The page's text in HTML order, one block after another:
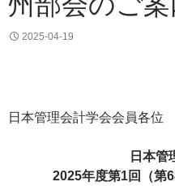
2025-04-19
日本管理会計学会会員各位
日本管
2025年度第1回（第